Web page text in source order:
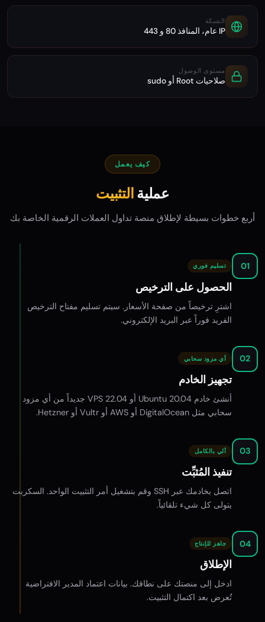
الشبكة
IP عام، المنافذ 80 و 443
مستوى الوصول
صلاحيات Root أو sudo
كيف يعمل
عملية التثبيت
أربع خطوات بسيطة لإطلاق منصة تداول العملات الرقمية الخاصة بك
01 تسليم فوري
الحصول على الترخيص
اشترِ ترخيصاً من صفحة الأسعار. سيتم تسليم مفتاح الترخيص
الفريد فوراً عبر البريد الإلكتروني.
02 أي مزود سحابي
تجهيز الخادم
أنشئ خادم Ubuntu 20.04 أو 22.04 VPS جديداً من أي مزود
سحابي مثل DigitalOcean أو AWS أو Vultr أو Hetzner.
03 آلي بالكامل
تنفيذ المُثبِّت
اتصل بخادمك عبر SSH وقم بتشغيل أمر التثبيت الواحد. السكربت
يتولى كل شيء تلقائياً.
04 جاهز للإنتاج
الإطلاق
ادخل إلى منصتك على نطاقك. بيانات اعتماد المدير الافتراضية
تُعرض بعد اكتمال التثبيت.